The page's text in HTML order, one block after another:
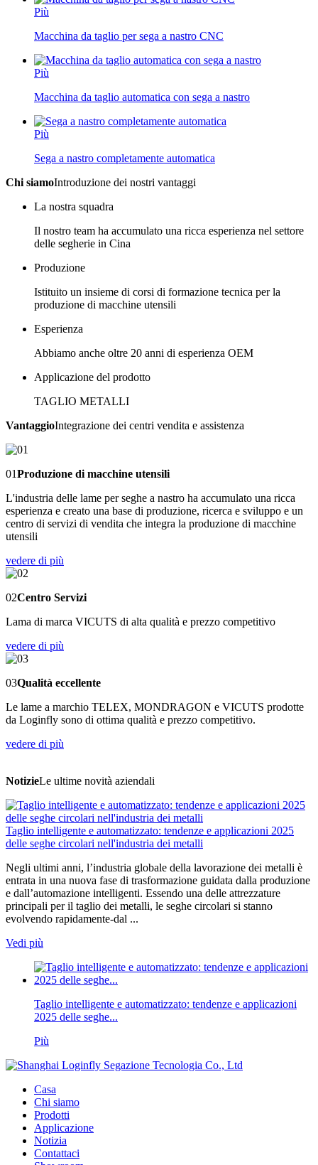
Più
Macchina da taglio per sega a nastro CNC
Più
Macchina da taglio automatica con sega a nastro
Più
Sega a nastro completamente automatica
Chi siamoIntroduzione dei nostri vantaggi
La nostra squadra
Il nostro team ha accumulato una ricca esperienza nel settore
delle segherie in Cina
Produzione
Istituito un insieme di corsi di formazione tecnica per la
produzione di macchine utensili
Esperienza
Abbiamo anche oltre 20 anni di esperienza OEM
Applicazione del prodotto
TAGLIO METALLI
VantaggioIntegrazione dei centri vendita e assistenza
01Produzione di macchine utensili
L'industria delle lame per seghe a nastro ha accumulato una ricca
esperienza e creato una base di produzione, ricerca e sviluppo e un
centro di servizi di vendita che integra la produzione di macchine
utensili
vedere di più
02Centro Servizi
Lama di marca VICUTS di alta qualità e prezzo competitivo
vedere di più
03Qualità eccellente
Le lame a marchio TELEX, MONDRAGON e VICUTS prodotte
da Loginfly sono di ottima qualità e prezzo competitivo.
vedere di più
NotizieLe ultime novità aziendali
Taglio intelligente e automatizzato: tendenze e applicazioni 2025
delle seghe circolari nell'industria dei metalli
Negli ultimi anni, l’industria globale della lavorazione dei metalli è
entrata in una nuova fase di trasformazione guidata dalla produzione
e dall’automazione intelligenti. Essendo una delle attrezzature
principali per il taglio dei metalli, le seghe circolari si stanno
evolvendo rapidamente-dal ...
Vedi più
Taglio intelligente e automatizzato: tendenze e applicazioni
2025 delle seghe...
Più
Casa
Chi siamo
Prodotti
Applicazione
Notizia
Contattaci